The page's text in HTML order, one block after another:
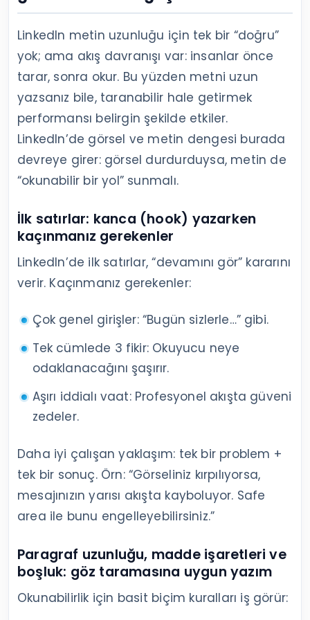
LinkedIn metin uzunluğu için tek bir “doğru”
yok; ama akış davranışı var: insanlar önce
tarar, sonra okur. Bu yüzden metni uzun
yazsanız bile, taranabilir hale getirmek
performansı belirgin şekilde etkiler.
LinkedIn’de görsel ve metin dengesi burada
devreye girer: görsel durdurduysa, metin de
“okunabilir bir yol” sunmalı.
İlk satırlar: kanca (hook) yazarken
kaçınmanız gerekenler
LinkedIn’de ilk satırlar, “devamını gör” kararını
verir. Kaçınmanız gerekenler:
Çok genel girişler: “Bugün sizlerle…” gibi.
Tek cümlede 3 fikir: Okuyucu neye
odaklanacağını şaşırır.
Aşırı iddialı vaat: Profesyonel akışta güveni
zedeler.
Daha iyi çalışan yaklaşım: tek bir problem +
tek bir sonuç. Örn: “Görseliniz kırpılıyorsa,
mesajınızın yarısı akışta kayboluyor. Safe
area ile bunu engelleyebilirsiniz.”
Paragraf uzunluğu, madde işaretleri ve
boşluk: göz taramasına uygun yazım
Okunabilirlik için basit biçim kuralları iş görür: